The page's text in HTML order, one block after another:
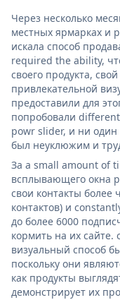
Через несколько
местных ярмарках и
искала способ
required the ability,
своего продукта,
привлекательной
предоставили для
попробовали
powr slider, и ни один
был неуклюжим и
За a small amount of
всплывающего окна
свои контакты более
контактов) и
до более 6000
кормить на их
визуальный способ
поскольку они
как продукты
демонстрирует их